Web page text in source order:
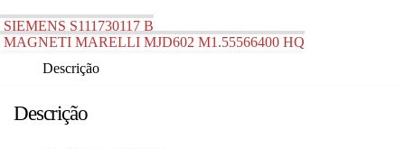
SIEMENS S111730117 B
MAGNETI MARELLI MJD602 M1.55566400 HQ
Descrição
Descrição